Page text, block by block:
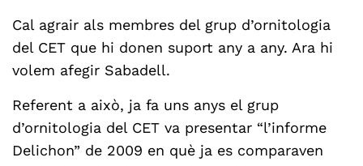
Cal agrair als membres del grup d’ornitologia
del CET que hi donen suport any a any. Ara hi
volem afegir Sabadell.
Referent a això, ja fa uns anys el grup
d’ornitologia del CET va presentar “l’informe
Delichon” de 2009 en què ja es comparaven